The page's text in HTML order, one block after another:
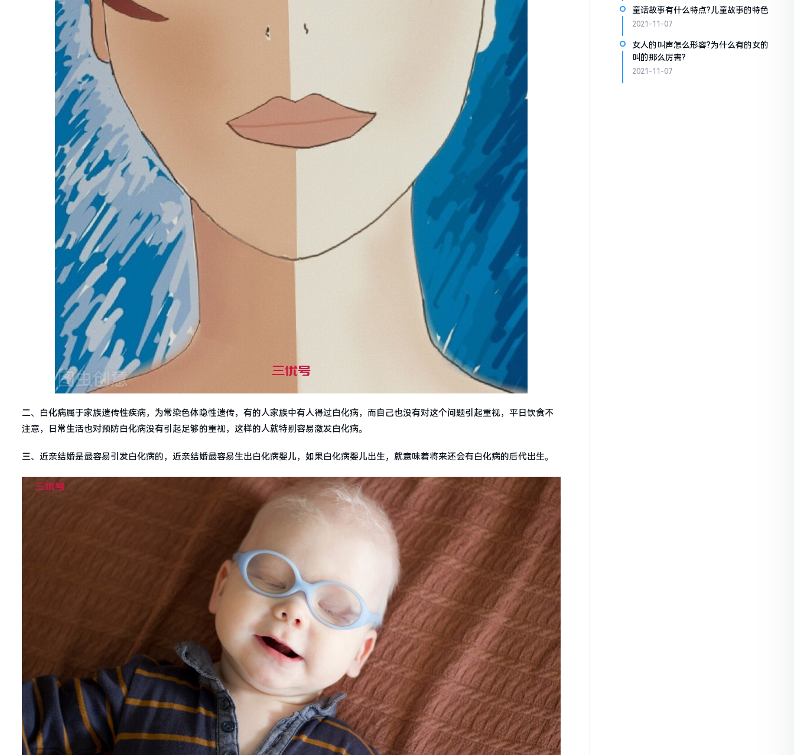
二、白化病属于家族遗传性疾病，为常染色体隐性遗传，有的人家族中有人得过白化病，而自己也没有对这个问题引起重视，平日饮食不
注意，日常生活也对预防白化病没有引起足够的重视，这样的人就特别容易激发白化病。
三、近亲结婚是最容易引发白化病的，近亲结婚最容易生出白化病婴儿，如果白化病婴儿出生，就意味着将来还会有白化病的后代出生。
童话故事有什么特点?儿童故事的特色
2021-11-07
女人的叫声怎么形容?为什么有的女的
叫的那么厉害?
2021-11-07